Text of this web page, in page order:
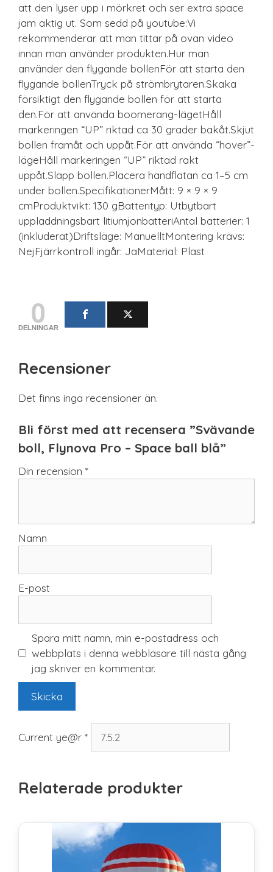
att den lyser upp i mörkret och ser extra space
jam aktig ut. Som sedd på youtube:Vi
rekommenderar att man tittar på ovan video
innan man använder produkten.Hur man
använder den flygande bollenFör att starta den
flygande bollenTryck på strömbrytaren.Skaka
försiktigt den flygande bollen för att starta
den.För att använda boomerang-lägetHåll
markeringen “UP” riktad ca 30 grader bakåt.Skjut
bollen framåt och uppåt.För att använda “hover”-
lägeHåll markeringen “UP” riktad rakt
uppåt.Släpp bollen.Placera handflatan ca 1–5 cm
under bollen.SpecifikationerMått: 9 × 9 × 9
cmProduktvikt: 130 gBatterityp: Utbytbart
uppladdningsbart litiumjonbatteriAntal batterier: 1
(inkluderat)Driftsläge: ManuelltMontering krävs:
NejFjärrkontroll ingår: JaMaterial: Plast
0
DELNINGAR
Recensioner
Det finns inga recensioner än.
Bli först med att recensera ”Svävande
boll, Flynova Pro – Space ball blå”
Din recension *
Namn
E-post
Spara mitt namn, min e-postadress och
webbplats i denna webbläsare till nästa gång
jag skriver en kommentar.
Current ye@r *
Relaterade produkter